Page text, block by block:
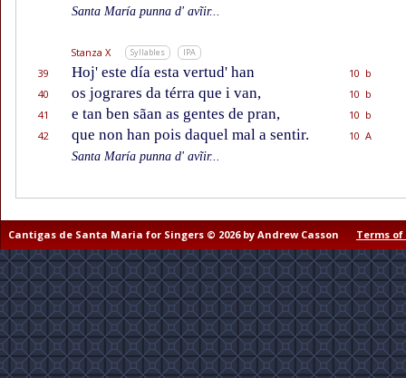
Santa María punna d' avĩir...
Stanza X Syllables IPA
39 Hoj' este día esta vertud' han
10 b
40
os jograres da térra que i van,
10 b
41
e tan ben sãan as gentes de pran,
10 b
42
que non han pois daquel mal a sentir.
10 A
Santa María punna d' avĩir...
Cantigas de Santa Maria for Singers © 2026 by Andrew Casson Terms of